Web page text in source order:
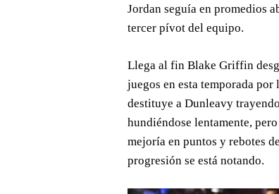
Jordan seguía en promedios
tercer pívot del equipo.
Llega al fin Blake Griffin
juegos en esta temporada
destituye a Dunleavy
hundiéndose lentamente,
mejoría en puntos y rebotes
progresión se está notando.